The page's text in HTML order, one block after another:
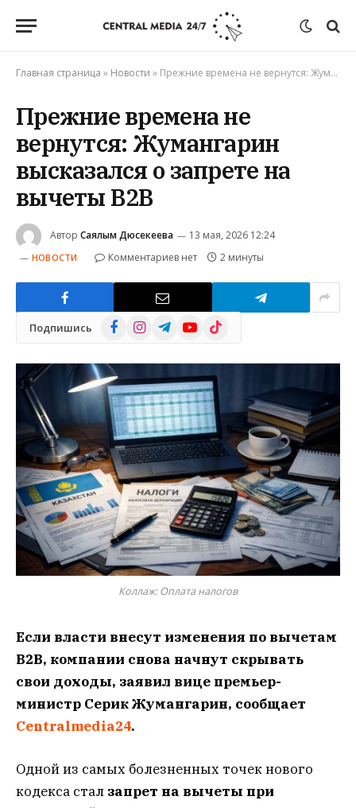
Главная страница » Новости » Прежние времена не вернутся: Жумангарин высказался о запрете на вычеты B2B
Прежние времена не
вернутся: Жумангарин
высказался о запрете на
вычеты B2B
Автор Саялым Дюсекеева 13 мая, 2026 12:24
НОВОСТИ Комментариев нет 2 минуты
Подпишись FacebookInstagramTelegramYouTube
TikTok
Коллаж: Оплата налогов
Если власти внесут изменения по вычетам
B2B, компании снова начнут скрывать
свои доходы, заявил вице премьер-
министр Серик Жумангарин, сообщает
Centralmedia24.
Одной из самых болезненных точек нового
кодекса стал запрет на вычеты при